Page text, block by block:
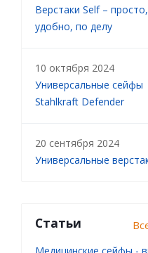
Верстаки Self – просто,
удобно, по делу
10 октября 2024
Универсальные сейфы
Stahlkraft Defender
20 сентября 2024
Универсальные
Статьи